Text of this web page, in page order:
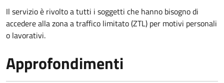
Il servizio è rivolto a tutti i soggetti che hanno bisogno di
accedere alla zona a traffico limitato (ZTL) per motivi personali
o lavorativi.
Approfondimenti